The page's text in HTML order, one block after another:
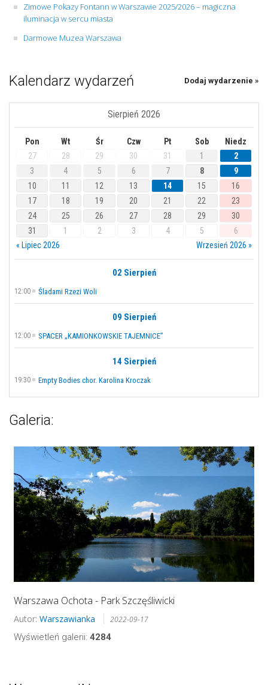
Zimowe Pokazy Fontann w Warszawie 2025/2026 – magiczna
iluminacja w sercu miasta
Darmowe Muzea Warszawa
Kalendarz wydarzeń Dodaj wydarzenie »
Sierpień 2026
Pon Wt Śr Czw Pt Sob
Niedz
27
28 29 30 31 1
2
3
4 5 6 7 8
9
10
11 12 13 14 15
16
17
18 19 20 21 22
23
24
25 26 27 28 29
30
31
1 2 3 4 5
6
« Lipiec 2026
Wrzesień 2026 »
02 Sierpień
12:00 Śladami Rzezi Woli
09 Sierpień
12:00 SPACER „KAMIONKOWSKIE TAJEMNICE”
14 Sierpień
19:30 Empty Bodies chor. Karolina Kroczak
Galeria:
Warszawa Ochota - Park Szczęśliwicki
Autor: Warszawianka 2022-09-17
Wyświetleń galerii: 4284